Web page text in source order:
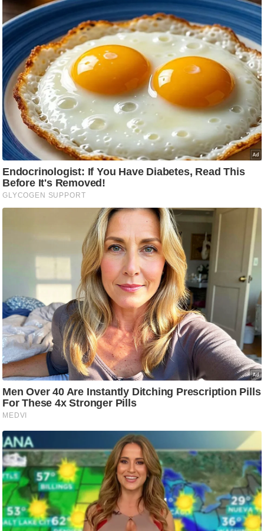
/
फै
श
न
घ
रे
लू
स्खे
प
र्य
ट
न
स
मं
त्रा
रि
ले
श
न
शि
प
रा
ज
नी
ति
वि
श्ले